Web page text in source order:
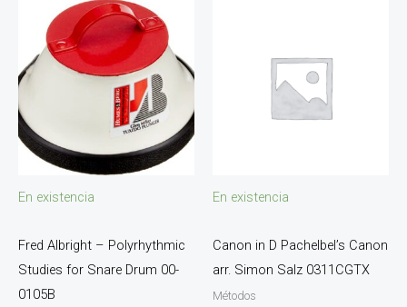
En existencia
Fred Albright – Polyrhythmic
Studies for Snare Drum 00-
0105B
En existencia
Canon in D Pachelbel’s Canon
arr. Simon Salz 0311CGTX
Métodos